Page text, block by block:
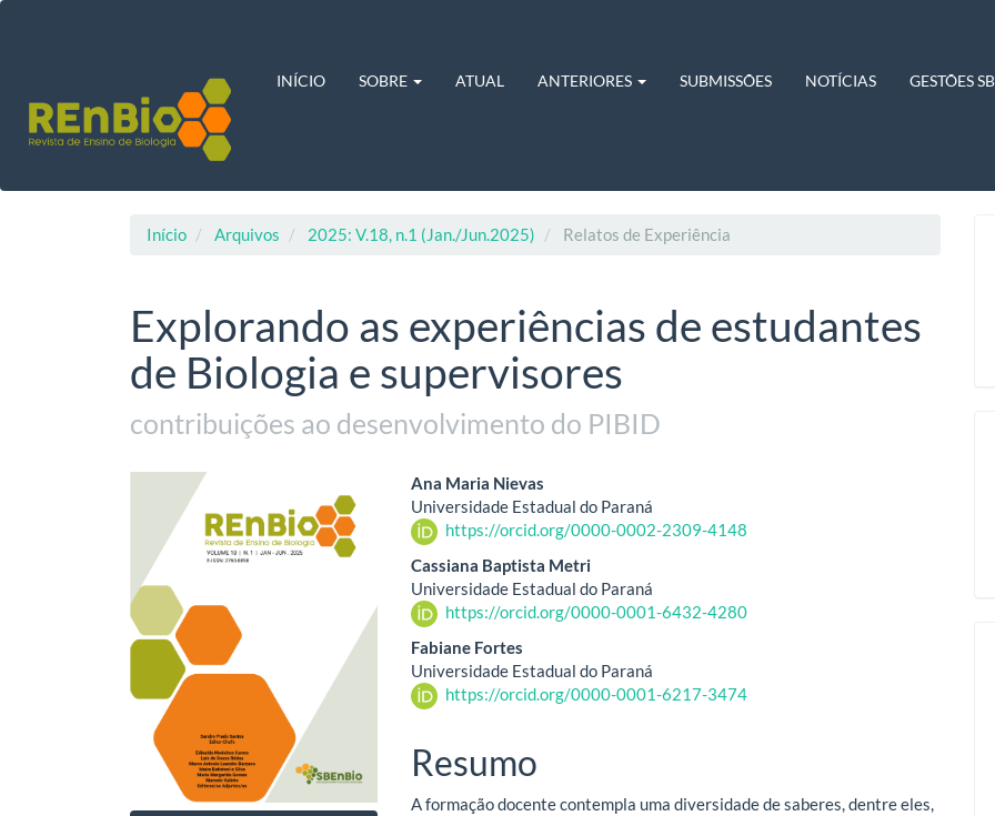
Barra
Lateral
INÍCIO SOBRE ATUAL ANTERIORES SUBMISSÕES NOTÍCIAS GESTÕES
Início Arquivos 2025: V.18, n.1 (Jan./Jun.2025) Relatos de Experiência
Explorando as experiências de estudantes
de Biologia e supervisores
contribuições ao desenvolvimento do PIBID
Barra
lateral
de
artigos
Conteúdo
do
artigo
principal
Ana Maria Nievas
Universidade Estadual do Paraná
https://orcid.org/0000-0002-2309-4148
Cassiana Baptista Metri
Universidade Estadual do Paraná
https://orcid.org/0000-0001-6432-4280
Fabiane Fortes
Universidade Estadual do Paraná
https://orcid.org/0000-0001-6217-3474
Resumo
A formação docente contempla uma diversidade de saberes, dentre eles,